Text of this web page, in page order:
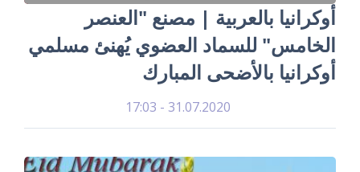
أوكرانيا بالعربية | مصنع "العنصر
الخامس" للسماد العضوي يُهنئ مسلمي
أوكرانيا بالأضحى المبارك
31.07.2020 - 17:03